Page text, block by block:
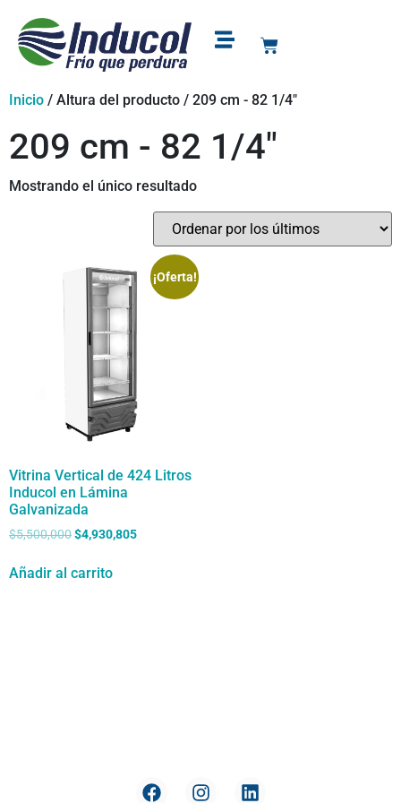
Inicio / Altura del producto / 209 cm - 82 1/4"
209 cm - 82 1/4"
Mostrando el único resultado
¡Oferta!
Vitrina Vertical de 424 Litros
Inducol en Lámina
Galvanizada
$5,500,000$4,930,805
Añadir al carrito